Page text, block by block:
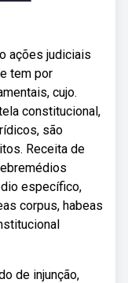
ações judiciais
tem por
cujo.
constitucional,
são
Receita de
específico,
corpus, habeas
de injunção,